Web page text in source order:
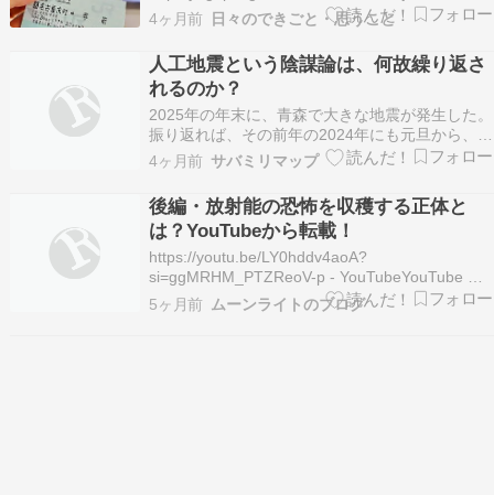
築城の経緯明徳2（1391）年に畠山基国が能登守
護となって以来、能登守護には、畠山氏が任じら
れ、応仁・文明の乱後の文明11（1479）年に畠
山義統が下向してから…
4ヶ月前 日々のできごと・思うこと
人工地震という陰謀論は、何故繰り返さ
れるのか？
2025年の年末に、青森で大きな地震が発生した。
振り返れば、その前年の2024年にも元旦から、能
登半島地震が発生していた。感覚的にもデータ的
にも、2000年代に入ってから大きな地震が増えて
いる。そして、大地震が起きると、 […]
4ヶ月前 サバミリマップ
後編・放射能の恐怖を収穫する正体と
は？YouTubeから転載！
https://youtu.be/LY0hddv4aoA?
si=ggMRHM_PTZReoV-p - YouTubeYouTube で
お気に入りの動画や音楽を楽しみ、オリジナルの
コンテンツをアップロードして友だちや家族、世
5ヶ月前 ムーンライトのブログ